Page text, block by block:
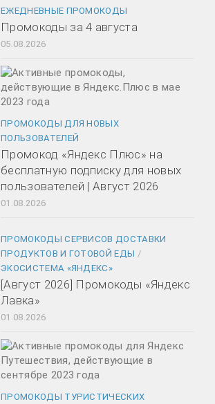
ЕЖЕДНЕВНЫЕ ПРОМОКОДЫ
Промокоды за 4 августа
05.08.2026
ПРОМОКОДЫ ДЛЯ НОВЫХ
ПОЛЬЗОВАТЕЛЕЙ
Промокод «Яндекс Плюс» на
бесплатную подписку для новых
пользователей | Август 2026
01.08.2026
ПРОМОКОДЫ СЕРВИСОВ ДОСТАВКИ
ПРОДУКТОВ И ГОТОВОЙ ЕДЫ /
ЭКОСИСТЕМА «ЯНДЕКС»
[Август 2026] Промокоды «Яндекс
Лавка»
01.08.2026
ПРОМОКОДЫ ТУРИСТИЧЕСКИХ